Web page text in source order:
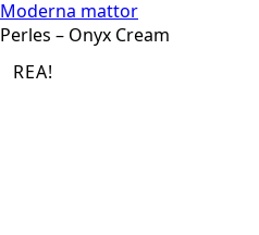
Moderna mattor
Perles – Onyx Cream
REA!